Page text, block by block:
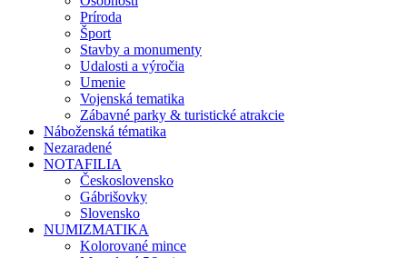
Príroda
Šport
Stavby a monumenty
Udalosti a výročia
Umenie
Vojenská tematika
Zábavné parky & turistické atrakcie
Náboženská tématika
Nezaradené
NOTAFILIA
Československo
Gábrišovky
Slovensko
NUMIZMATIKA
Kolorované mince